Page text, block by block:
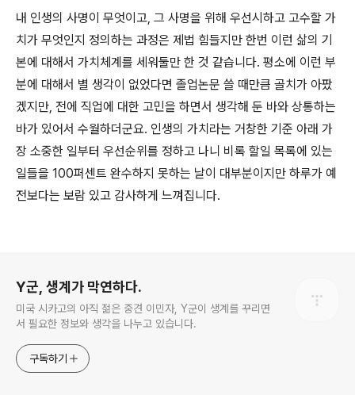
내 인생의 사명이 무엇이고, 그 사명을 위해 우선시하고 고수할 가
치가 무엇인지 정의하는 과정은 제법 힘들지만 한번 이런 삶의 기
본에 대해서 가치체계를 세워둘만 한 것 같습니다. 평소에 이런 부
분에 대해서 별 생각이 없었다면 졸업논문 쓸 때만큼 골치가 아팠
겠지만, 전에 직업에 대한 고민을 하면서 생각해 둔 바와 상통하는
바가 있어서 수월하더군요. 인생의 가치라는 거창한 기준 아래 가
장 소중한 일부터 우선순위를 정하고 나니 비록 할일 목록에 있는
일들을 100퍼센트 완수하지 못하는 날이 대부분이지만 하루가 예
전보다는 보람 있고 감사하게 느껴집니다.
Y군, 생계가 막연하다.
미국 시카고의 아직 젊은 중견 이민자, Y군이 생계를 꾸리면
서 필요한 정보와 생각을 나누고 있습니다.
구독하기